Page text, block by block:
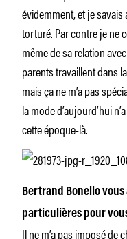
évidemment, et je
torturé. Par contre je ne
même de sa relation
parents travaillent dans
mais ça ne m’a pas
la mode d’aujourd’hui
cette époque-là.
Bertrand Bonello
particulières pour
Il ne m’a pas imposé de